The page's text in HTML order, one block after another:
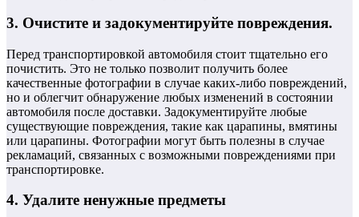
3. Очистите и задокументируйте повреждения.
Перед транспортировкой автомобиля стоит тщательно его
почистить. Это не только позволит получить более
качественные фотографии в случае каких-либо повреждений,
но и облегчит обнаружение любых изменений в состоянии
автомобиля после доставки. Задокументируйте любые
существующие повреждения, такие как царапины, вмятины
или царапины. Фотографии могут быть полезны в случае
рекламаций, связанных с возможными повреждениями при
транспортировке.
4. Удалите ненужные предметы